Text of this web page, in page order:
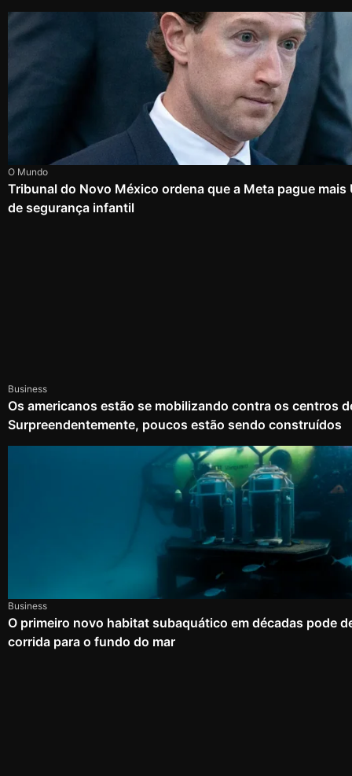
O Mundo
Tribunal do Novo México ordena que a Meta pague mais
de segurança infantil
Business
Os americanos estão se mobilizando contra os centros
Surpreendentemente, poucos estão sendo construídos
Business
O primeiro novo habitat subaquático em décadas pode
corrida para o fundo do mar